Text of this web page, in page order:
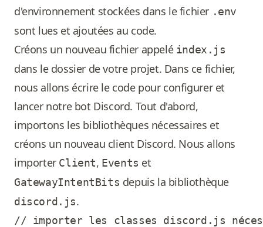
d'environnement stockées dans le fichier .env
sont lues et ajoutées au code.
Créons un nouveau fichier appelé index.js
dans le dossier de votre projet. Dans ce fichier,
nous allons écrire le code pour configurer et
lancer notre bot Discord. Tout d'abord,
importons les bibliothèques nécessaires et
créons un nouveau client Discord. Nous allons
importer Client, Events et
GatewayIntentBits depuis la bibliothèque
discord.js.
// importer les classes discord.js